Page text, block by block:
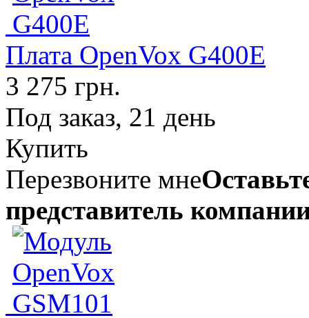
Плата OpenVox G400E
3 275 грн.
Под заказ, 21 день
Купить
Перезвоните мне
представитель